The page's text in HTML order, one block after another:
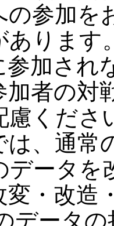
の参加を
あります
参加され
加者の対
慮くださ
は、通常
データを
変・改造
データ